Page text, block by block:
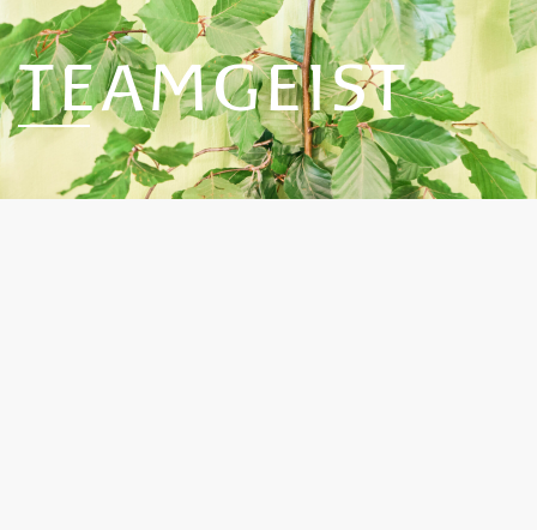
TEAMGEIST